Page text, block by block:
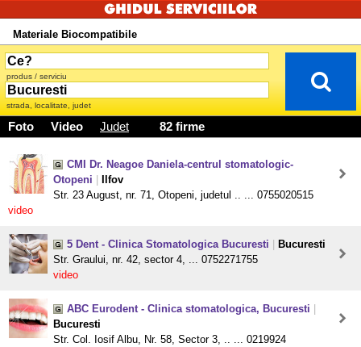
Materiale Biocompatibile
produs / serviciu
strada, localitate, judet
Foto Video Judet 82 firme
CMI Dr. Neagoe Daniela-centrul stomatologic-
Otopeni
Ilfov
Str. 23 August, nr. 71, Otopeni, judetul .. ... 0755020515
video
5 Dent - Clinica Stomatologica Bucuresti
Bucuresti
Str. Graului, nr. 42, sector 4, ... 0752271755
video
ABC Eurodent - Clinica stomatologica, Bucuresti
Bucuresti
Str. Col. Iosif Albu, Nr. 58, Sector 3, .. ... 0219924